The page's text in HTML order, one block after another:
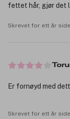
fettet hår, gjør det
Skrevet for ett år
Er fornøyd med
Skrevet for ett år